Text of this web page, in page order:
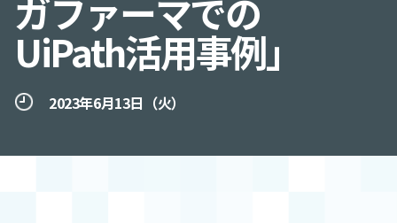
ガファーマでの
UiPath活用事例」
2023年6月13日（火）